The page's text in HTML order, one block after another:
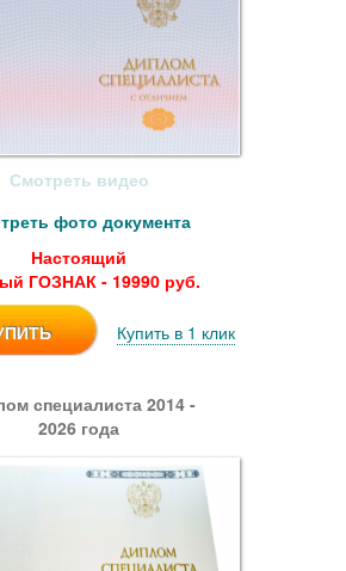
Смотреть видео
фото документа
Настоящий
ГОЗНАК - 19990 руб.
Купить в 1 клик
специалиста 2014 -
2026 года